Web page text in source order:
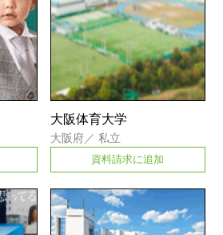
大阪体育大学
大阪府／私立
資料請求に追加